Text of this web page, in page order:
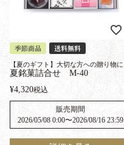
季節商品 送料無料
【夏のギフト】大切な方への贈り物に
夏銘菓詰合せ M-40
¥4,320税込
販売期間
2026/05/08 0:00〜2026/08/16 23:59